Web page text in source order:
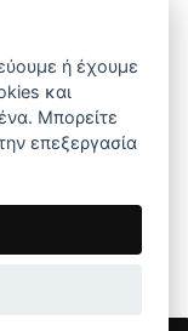
ή έχουμε
και
Μπορείτε
επεξεργασία